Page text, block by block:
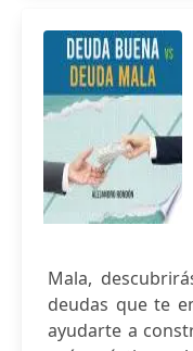
Mala,
deudas que te
ayudarte a